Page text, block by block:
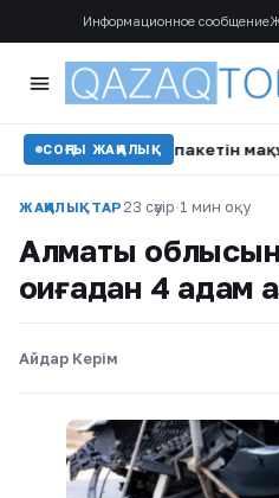
Информационное сообщение
СОҢҒЫ ЖАҢАЛЫҚ
пакетін мақұлдады •
ЖАҢАЛЫҚТАР 23 сәуір·1 мин оқу
Алматы
оқиғадан 4 адам
Айдар Керім